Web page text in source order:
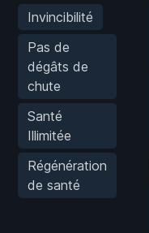
Invincibilité
Pas de
dégâts de
chute
Santé
Illimitée
Régénération
de santé